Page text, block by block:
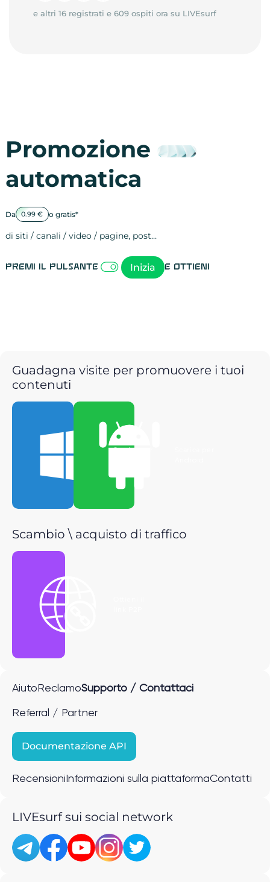
e altri 16 registrati e 609 ospiti ora su LIVEsurf
Promozione
automatica
Da 0.99 € o gratis*
di siti / canali / video / pagine, post…
Premi il pulsante Inizia e ottieni
Guadagna visite per promuovere i tuoi
contenuti
Scarica per
Scambio \ acquisto di traffico
Aiuto ReclamoSupporto / Contattaci
Referral / Partner
Documentazione API
Recensioni Informazioni sulla piattaformaContatti
LIVEsurf sui social network